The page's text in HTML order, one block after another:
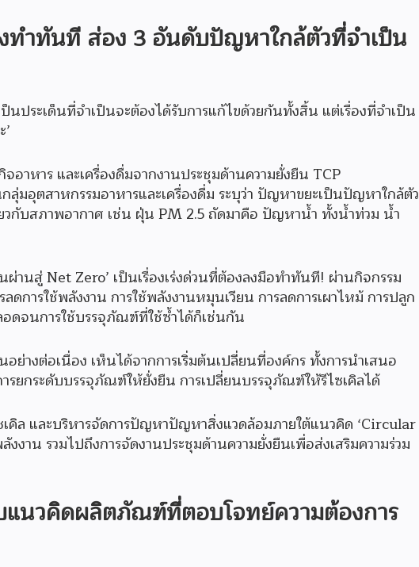
ทำทันที ส่อง 3 อันดับปัญหาใกล้ตัวที่จำเป็น
ประเด็นที่จำเป็นจะต้องได้รับการแก้ไขด้วยกันทั้งสิ้น แต่เรื่องที่จำเป็น
าหาร และเครื่องดื่มจากงานประชุมด้านความยั่งยืน TCP
มอุตสาหกรรมอาหารและเครื่องดื่ม ระบุว่า ปัญหาขยะเป็นปัญหาใกล้ตัว
กับสภาพอากาศ เช่น ฝุ่น PM 2.5 ถัดมาคือ ปัญหาน้ำ ทั้งน้ำท่วม น้ำ
านสู่ Net Zero’ เป็นเรื่องเร่งด่วนที่ต้องลงมือทำทันที! ผ่านกิจกรรม
ดการใช้พลังงาน การใช้พลังงานหมุนเวียน การลดการเผาไหม้ การปลูก
ดจนการใช้บรรจุภัณฑ์ที่ใช้ซ้ำได้ก็เช่นกัน
ย่างต่อเนื่อง เห็นได้จากการเริ่มต้นเปลี่ยนที่องค์กร ทั้งการนำเสนอ
ยกระดับบรรจุภัณฑ์ให้ยั่งยืน การเปลี่ยนบรรจุภัณฑ์ให้รีไซเคิลได้
คิล และบริหารจัดการปัญหาปัญหาสิ่งแวดล้อมภายใต้แนวคิด ‘Circular
งาน รวมไปถึงการจัดงานประชุมด้านความยั่งยืนเพื่อส่งเสริมความร่วม
นวคิดผลิตภัณฑ์ที่ตอบโจทย์ความต้องการ